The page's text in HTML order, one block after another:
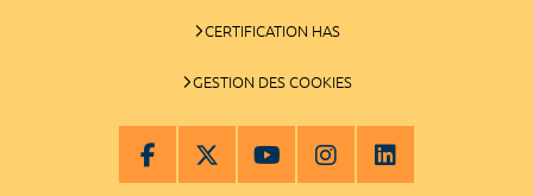
CERTIFICATION HAS
GESTION DES COOKIES